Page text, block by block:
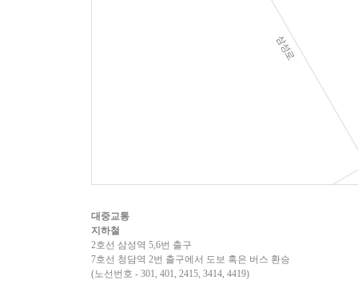
대중교통
지하철
2호선 삼성역 5,6번 출구
7호선 청담역 2번 출구에서 도보 혹은 버스 환승
(노선번호 - 301, 401, 2415, 3414, 4419)